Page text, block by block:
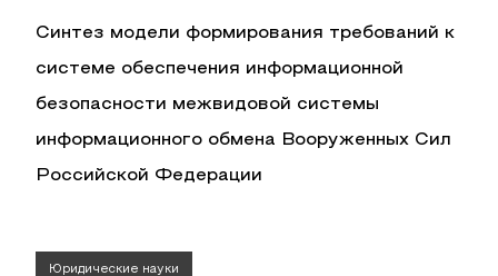
Синтез модели формирования требований к
системе обеспечения информационной
безопасности межвидовой системы
информационного обмена Вооруженных Сил
Российской Федерации
Юридические науки